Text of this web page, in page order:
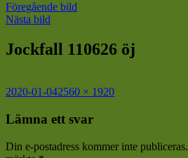
Föregående bild
Nästa bild
Jockfall 110626 öj
Postat
2020-01-04Full
2560 × 1920
Lämna ett svar
Din e-postadress kommer inte publiceras.